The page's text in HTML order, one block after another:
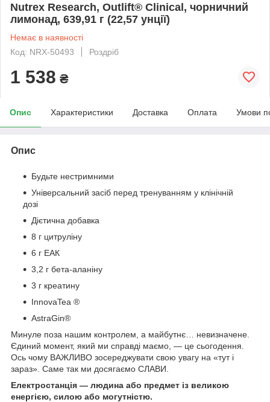
Nutrex Research, Outlift® Clinical, чорничний
лимонад, 639,91 г (22,57 унції)
Немає в наявності
Код: NRX-50493
Роздріб
1 538 ₴
Опис Характеристики Доставка Оплата Умови
Опис
Будьте нестримними
Універсальний засіб перед тренуванням у клінічній
дозі
Дієтична добавка
8 г цитруліну
6 г ЕАК
3,2 г бета-аланіну
3 г креатину
InnovaTea ®
AstraGin®
Минуле поза нашим контролем, а майбутнє… невизначене.
Єдиний момент, який ми справді маємо, — це сьогодення.
Ось чому ВАЖЛИВО зосереджувати свою увагу на «тут і
зараз». Саме так ми досягаємо СЛАВИ.
Електростанція — людина або предмет із великою
енергією, силою або могутністю.